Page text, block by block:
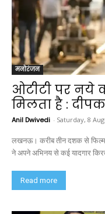
मनोरंजन
ओटीटी पर नये
मिलता है : दीपक
Anil Dwivedi - Saturday, 8
लखनऊ। करीब तीन दशक से फिल्म
ने अपने अभिनय से कई यादगार
Read more